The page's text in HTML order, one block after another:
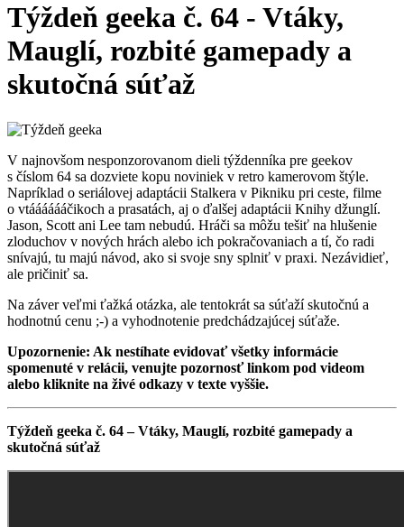
Týždeň geeka č. 64 - Vtáky,
Mauglí, rozbité gamepady a
skutočná súťaž
V najnovšom nesponzorovanom dieli týždenníka pre geekov
s číslom 64 sa dozviete kopu noviniek v retro kamerovom štýle.
Napríklad o seriálovej adaptácii Stalkera v Pikniku pri ceste, filme
o vtááááááčikoch a prasatách, aj o ďalšej adaptácii Knihy džunglí.
Jason, Scott ani Lee tam nebudú. Hráči sa môžu tešiť na hlušenie
zloduchov v nových hrách alebo ich pokračovaniach a tí, čo radi
snívajú, tu majú návod, ako si svoje sny splniť v praxi. Nezávidieť,
ale pričiniť sa.
Na záver veľmi ťažká otázka, ale tentokrát sa súťaží skutočnú a
hodnotnú cenu ;-) a vyhodnotenie predchádzajúcej súťaže.
Upozornenie: Ak nestíhate evidovať všetky informácie
spomenuté v relácii, venujte pozornosť linkom pod videom
alebo kliknite na živé odkazy v texte vyššie.
Týždeň geeka č. 64 – Vtáky, Mauglí, rozbité gamepady a
skutočná súťaž